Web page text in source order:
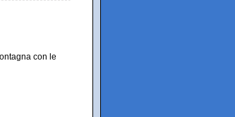
con le